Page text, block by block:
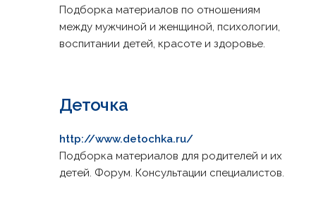
Подборка материалов по отношениям
между мужчиной и женщиной, психологии,
воспитании детей, красоте и здоровье.
Деточка
http://www.detochka.ru/
Подборка материалов для родителей и их
детей. Форум. Консультации специалистов.